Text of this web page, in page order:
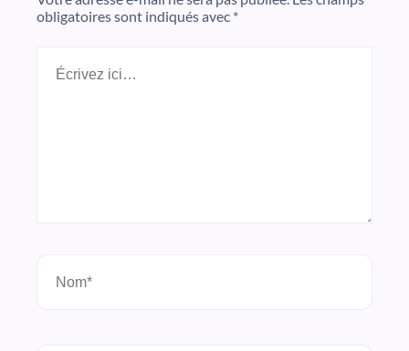
obligatoires sont indiqués avec *
ici…